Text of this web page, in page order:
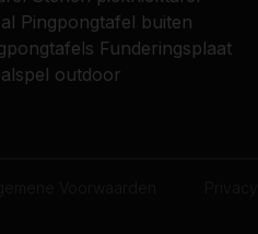
Pingpongtafel buiten
Funderingsplaat
outdoor